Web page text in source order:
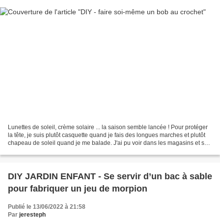
Lunettes de soleil, crème solaire ... la saison semble lancée ! Pour protéger
la tête, je suis plutôt casquette quand je fais des longues marches et plutôt
chapeau de soleil quand je me balade. J'ai pu voir dans les magasins et sur
DIY JARDIN ENFANT - Se servir d’un bac à sable
pour fabriquer un jeu de morpion
Publié le 13/06/2022 à 21:58
Par jeresteph